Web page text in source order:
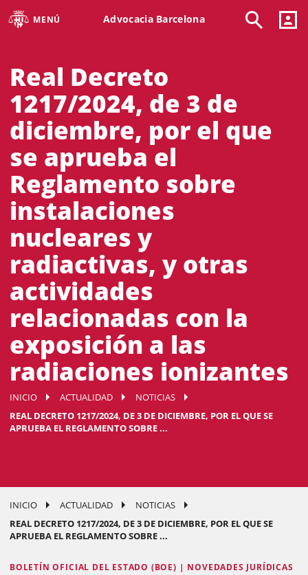
MENÚ Advocacia Barcelona
Real Decreto
1217/2024, de 3 de
diciembre, por el que
se aprueba el
Reglamento sobre
instalaciones
nucleares y
radiactivas, y otras
actividades
relacionadas con la
exposición a las
radiaciones ionizantes
INICIO ACTUALIDAD
NOTICIAS
REAL DECRETO 1217/2024, DE 3 DE DICIEMBRE, POR EL QUE SE
APRUEBA EL REGLAMENTO SOBRE ...
INICIO ACTUALIDAD
NOTICIAS
REAL DECRETO 1217/2024, DE 3 DE DICIEMBRE, POR EL QUE SE
APRUEBA EL REGLAMENTO SOBRE ...
BOLETÍN OFICIAL DEL ESTADO (BOE) | NOVEDADES JURÍDICAS